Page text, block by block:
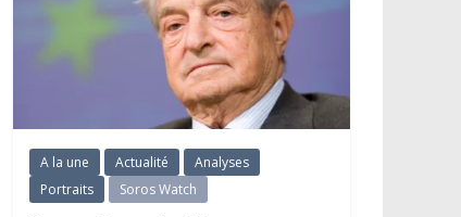
A la une Actualité
Analyses
Portraits
Soros Watch